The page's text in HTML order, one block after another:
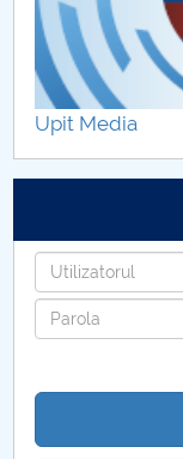
ADMITERE
ADMITERE
CALENDAR
Admitere
SESIUNI
Admitere
LOCURI
Upit Media
Username
Password